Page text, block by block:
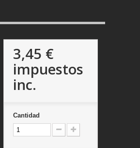
3,45 €
impuestos
inc.
Cantidad